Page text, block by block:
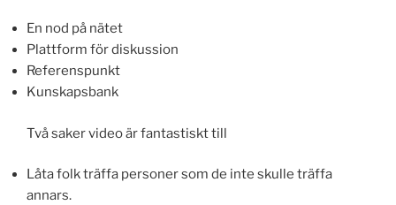
En nod på nätet
Plattform för diskussion
Referenspunkt
Kunskapsbank
Två saker video är fantastiskt till
Låta folk träffa personer som de inte skulle träffa
annars.